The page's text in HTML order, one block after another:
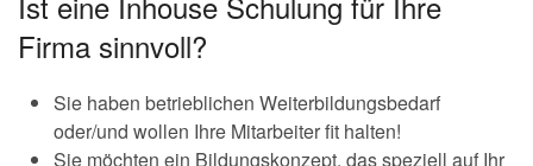
Firma sinnvoll?
Sie haben betrieblichen Weiterbildungsbedarf
oder/und wollen Ihre Mitarbeiter fit halten!
Sie möchten ein Bildungskonzept, das speziell auf Ihr